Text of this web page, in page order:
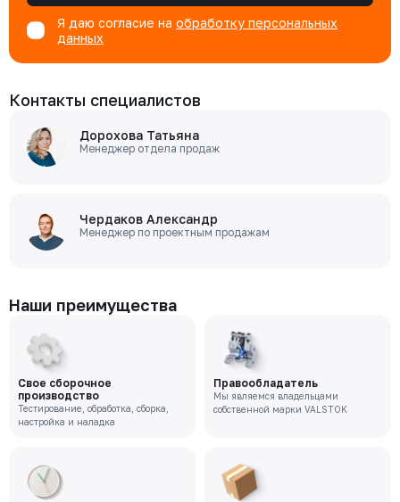
Я даю согласие на обработку персональных
данных
Контакты специалистов
Дорохова Татьяна
Менеджер отдела продаж
Чердаков Александр
Менеджер по проектным продажам
Наши преимущества
Свое сборочное
производство
Тестирование, обработка, сборка,
настройка и наладка
Правообладатель
Мы являемся владельцами
собственной марки VALSTOK